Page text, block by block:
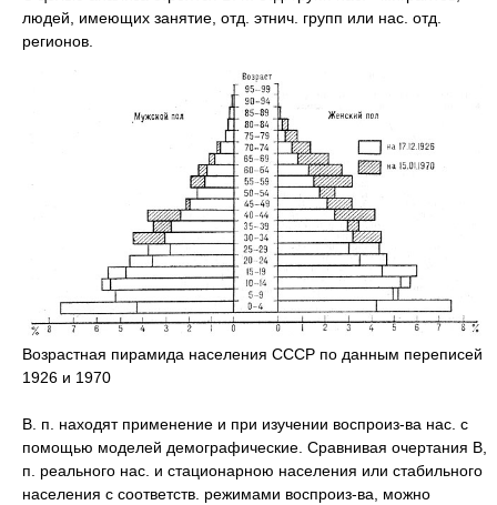
людей, имеющих занятие, отд. этнич. групп или нас. отд.
регионов.
Возрастная пирамида населения СССР по данным переписей
1926 и 1970
В. п. находят применение и при изучении воспроиз-ва нас. с
помощью моделей демографические. Сравнивая очертания В,
п. реального нас. и стационарною населения или стабильного
населения с соответств. режимами воспроиз-ва, можно